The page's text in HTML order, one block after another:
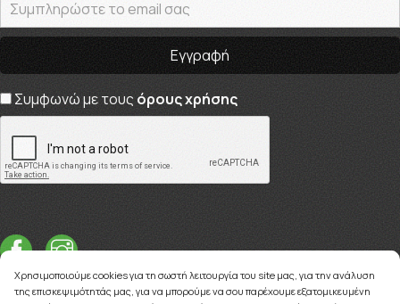
Συμφωνώ με τους όρους χρήσης
Χρησιμοποιούμε cookies για τη σωστή λειτουργία του site μας, για την ανάλυση
της επισκεψιμότητάς μας, για να μπορούμε να σου παρέχουμε εξατομικευμένη